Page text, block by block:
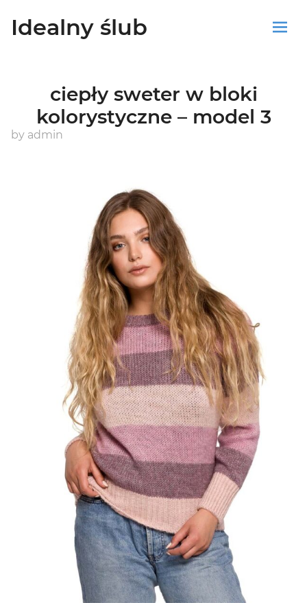
Idealny ślub
Koszyk
ciepły sweter w bloki
kolorystyczne – model 3
by admin